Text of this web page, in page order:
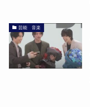
芸能 音楽